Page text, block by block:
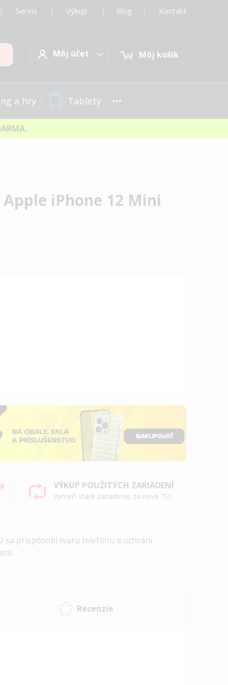
Servis Výkup Blog Kontakt
Môj účetMôj účet Môj košík
a hry Tablety
iPhone 12 Mini
VÝKUP POUŽITÝCH ZARIADENÍ
Vymeň staré zariadenie za nové TU.
sa prispôsobí tvaru telefónu a ochráni
Recenzie